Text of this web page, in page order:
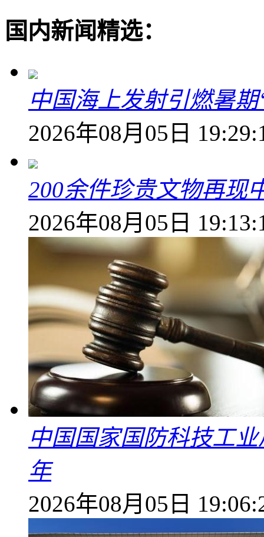
国内新闻精选：
中国海上发射引燃暑
2026年08月05日
200余件珍贵文物再现
2026年08月05日
中国国家国防科技工
年
2026年08月05日